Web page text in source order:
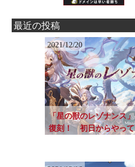
最近の投稿
2021/12/20
「星の獣のレゾナンス」
復刻！ 初日からやって